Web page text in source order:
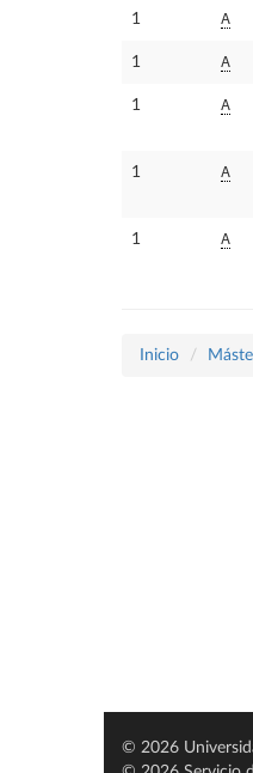
1 A
1 A
1 A
1 A
1 A
Inicio
© 2026